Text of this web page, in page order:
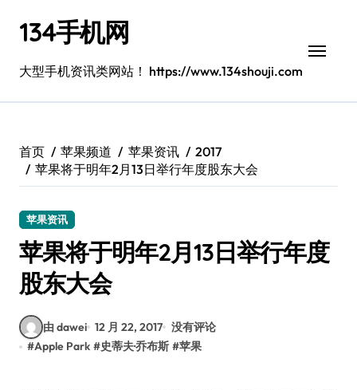
134手机网
大型手机资讯类网站！ https://www.134shouji.com
首页 苹果频道 苹果资讯
2017
苹果将于明年2月13日举行年度股东大会
苹果资讯
苹果将于明年2月13日举行年度
股东大会
由 dawei 12 月 22, 2017 没有评论
#Apple Park #史蒂夫·乔布斯 #苹果